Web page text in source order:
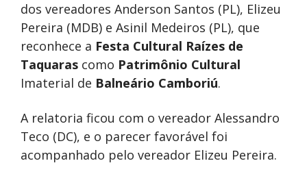
dos vereadores Anderson Santos (PL), Elizeu
Pereira (MDB) e Asinil Medeiros (PL), que
reconhece a Festa Cultural Raízes de
Taquaras como Patrimônio Cultural
Imaterial de Balneário Camboriú.
A relatoria ficou com o vereador Alessandro
Teco (DC), e o parecer favorável foi
acompanhado pelo vereador Elizeu Pereira.